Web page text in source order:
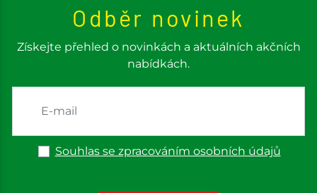
Odběr novinek
Získejte přehled o novinkách a aktuálních akčních
nabídkách.
Souhlas se zpracováním osobních údajů